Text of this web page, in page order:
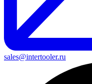
sales@intertooler.ru